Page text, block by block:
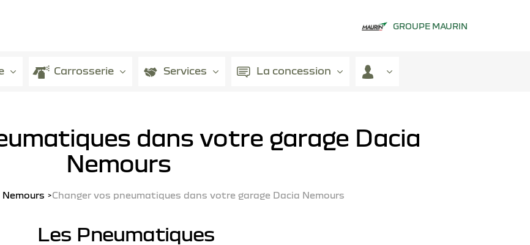
GROUPE MAURIN
Carrosserie Services La concession
dans votre garage Dacia
Nemours
Nemours Changer vos pneumatiques dans votre garage Dacia Nemours
Les Pneumatiques